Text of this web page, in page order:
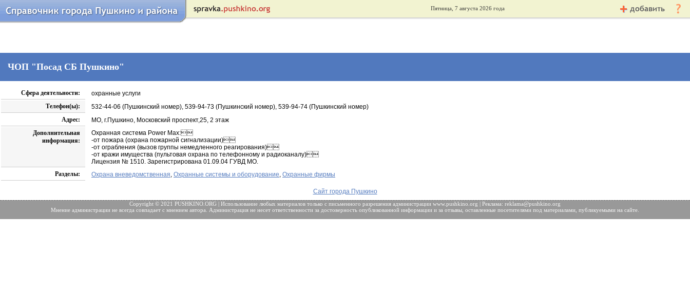
Пятница, 7 августа 2026 года
ЧОП "Посад СБ Пушкино"
Сфера деятельности:
охранные услуги
Телефон(ы):
532-44-06 (Пушкинский номер), 539-94-73 (Пушкинский номер), 539-94-74 (Пушкинский номер)
Адрес:
МО, г.Пушкино, Московский проспект,25, 2 этаж
Дополнительная
информация:
Охранная система Power Max:
-от пожара (охрана пожарной сигнализации)
-от ограбления (вызов группы немедленного реагирования)
-от кражи имущества (пультовая охрана по телефонному и радиоканалу)
Лицензия № 1510. Зарегистрирована 01.09.04 ГУВД МО.
Разделы:
Охрана вневедомственная, Охранные системы и оборудование, Охранные фирмы
Сайт города Пушкино
Copyright © 2021 PUSHKINO.ORG | Использование любых материалов только с письменного разрешения администрации www.pushkino.org | Реклама: reklama@pushkino.org
Мнение администрации не всегда совпадает с мнением автора. Администрация не несет ответственности за достоверность опубликованной информации и за отзывы, оставленные посетителями под материалами, публикуемыми на сайте.